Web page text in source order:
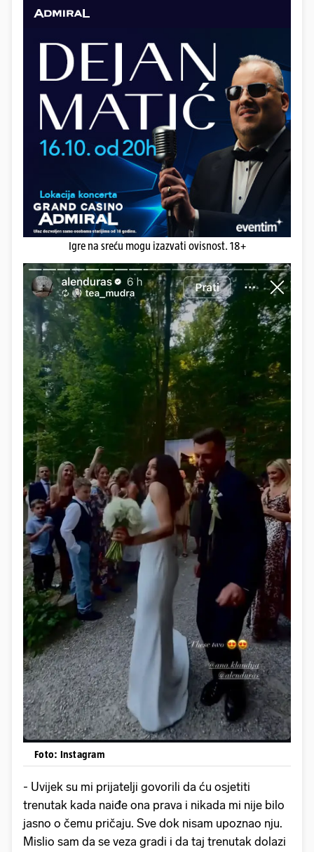
Igre na sreću mogu izazvati ovisnost. 18+
Foto: Instagram
- Uvijek su mi prijatelji govorili da ću osjetiti
trenutak kada naiđe ona prava i nikada mi nije bilo
jasno o čemu pričaju. Sve dok nisam upoznao nju.
Mislio sam da se veza gradi i da taj trenutak dolazi